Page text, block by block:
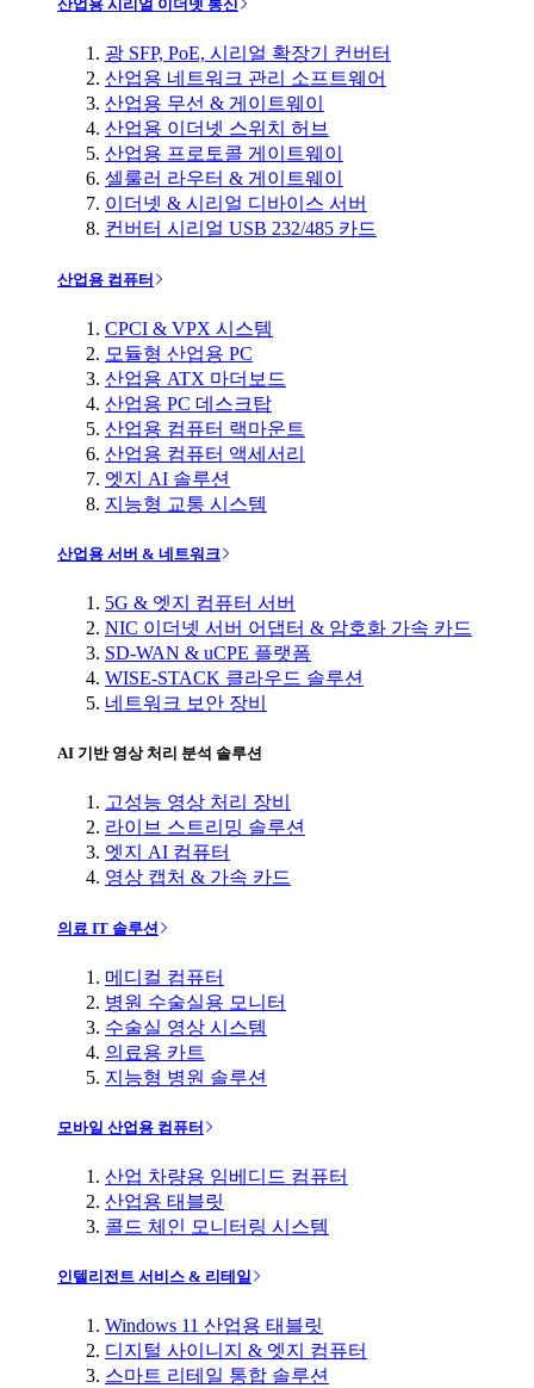
산업용 시리얼 이더넷 통신
광 SFP, PoE, 시리얼 확장기 컨버터
산업용 네트워크 관리 소프트웨어
산업용 무선 & 게이트웨이
산업용 이더넷 스위치 허브
산업용 프로토콜 게이트웨이
셀룰러 라우터 & 게이트웨이
이더넷 & 시리얼 디바이스 서버
컨버터 시리얼 USB 232/485 카드
산업용 컴퓨터
CPCI & VPX 시스템
모듈형 산업용 PC
산업용 ATX 마더보드
산업용 PC 데스크탑
산업용 컴퓨터 랙마운트
산업용 컴퓨터 액세서리
엣지 AI 솔루션
지능형 교통 시스템
산업용 서버 & 네트워크
5G & 엣지 컴퓨터 서버
NIC 이더넷 서버 어댑터 & 암호화 가속 카드
SD-WAN & uCPE 플랫폼
WISE-STACK 클라우드 솔루션
네트워크 보안 장비
AI 기반 영상 처리 분석 솔루션
고성능 영상 처리 장비
라이브 스트리밍 솔루션
엣지 AI 컴퓨터
영상 캡처 & 가속 카드
의료 IT 솔루션
메디컬 컴퓨터
병원 수술실용 모니터
수술실 영상 시스템
의료용 카트
지능형 병원 솔루션
모바일 산업용 컴퓨터
산업 차량용 임베디드 컴퓨터
산업용 태블릿
콜드 체인 모니터링 시스템
인텔리전트 서비스 & 리테일
Windows 11 산업용 태블릿
디지털 사이니지 & 엣지 컴퓨터
스마트 리테일 통합 솔루션